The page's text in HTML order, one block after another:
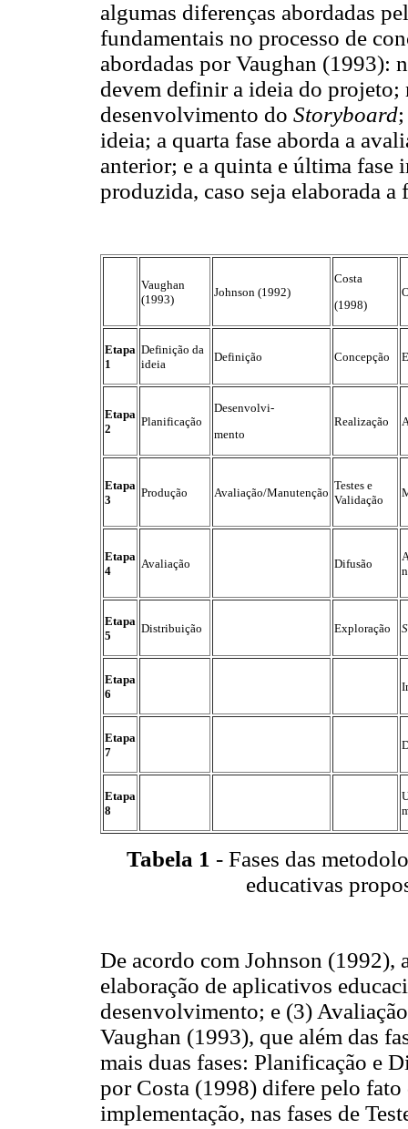
algumas diferenças abordadas
fundamentais no processo de
abordadas por Vaughan (1993):
devem definir a ideia do projeto;
desenvolvimento do Storyboard
ideia; a quarta fase aborda a
anterior; e a quinta e última
produzida, caso seja elaborada
Vaughan
(1993)
Johnson (1992)
Costa
(1998)
Etapa
1
Definição da
ideia
Definição Concepção
Etapa
2
Planificação
Desenvolvi-
mento
Realização
Etapa
3
Produção Avaliação/Manutenção
Testes e
Validação
Etapa
4
Avaliação Difusão
Etapa
5
Distribuição Exploração
Etapa
6
Etapa
7
Etapa
8
Tabela 1 - Fases das
educativas
De acordo com Johnson (1992),
elaboração de aplicativos
desenvolvimento; e (3)
Vaughan (1993), que além das
mais duas fases: Planificação e
por Costa (1998) difere pelo
implementação, nas fases de